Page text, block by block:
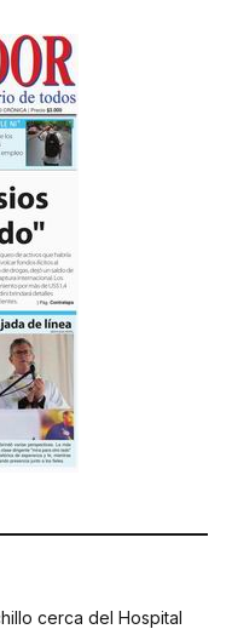
cerca del Hospital